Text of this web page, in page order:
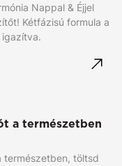
Nappal & Éjjel
Kétfázisú formula a
igazítva.
a természetben
természetben, töltsd